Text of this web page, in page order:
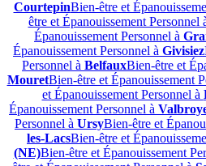
CourtepinBien-être et
être et Épanouissement Personnel
Épanouissement Personnel à
Épanouissement Personnel à Givisiez
Personnel à BelfauxBien-être et
MouretBien-être et Épanouissement
et Épanouissement Personnel à
Épanouissement Personnel à
Personnel à UrsyBien-être et
les-LacsBien-être et
(NE)Bien-être et Épanouissement